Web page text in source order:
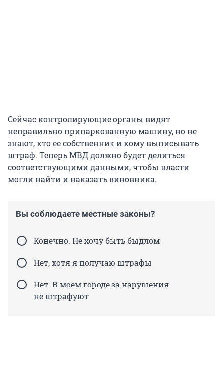
Сейчас контролирующие органы видят
неправильно припаркованную машину, но не
знают, кто ее собственник и кому выписывать
штраф. Теперь МВД должно будет делиться
соответствующими данными, чтобы власти
могли найти и наказать виновника.
Вы соблюдаете местные законы?
Конечно. Не хочу быть быдлом
Нет, хотя я получаю штрафы
Нет. В моем городе за нарушения
не штрафуют